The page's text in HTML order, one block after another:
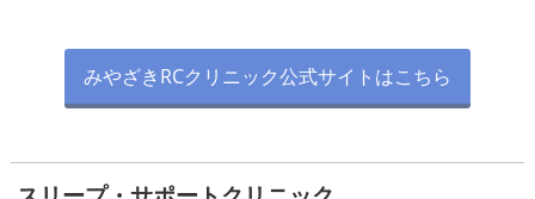
みやざきRCクリニック公式サイトはこちら